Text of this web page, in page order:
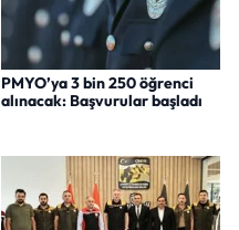
PMYO’ya 3 bin 250 öğrenci
alınacak: Başvurular başladı